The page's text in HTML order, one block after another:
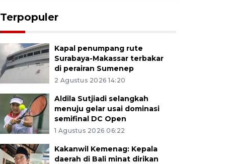
Terpopuler
Kapal penumpang rute
Surabaya-Makassar terbakar
di perairan Sumenep
2 Agustus 2026 14:20
Aldila Sutjiadi selangkah
menuju gelar usai dominasi
semifinal DC Open
1 Agustus 2026 06:22
Kakanwil Kemenag: Kepala
daerah di Bali minat dirikan